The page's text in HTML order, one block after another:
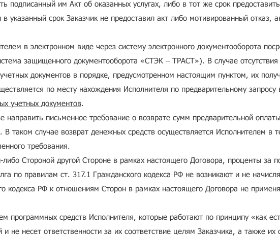
подписанный им Акт об оказанных услугах, либо в тот же срок
указанный срок Заказчик не предоставил акт либо мотивированный отказ,
в электронном виде через систему электронного документооборота
защищенного документооборота «СТЭК – ТРАСТ»). В случае отсутствия
документов в порядке, предусмотренном настоящим пунктом, их
по месту нахождения Исполнителя по предварительному запросу
учетных документов.
направить письменное требование о возврате сумм предварительной
таком случае возврат денежных средств осуществляется Исполнителем в
требования.
Стороной другой Стороне в рамках настоящего Договора, проценты за
по правилам ст. 317.1 Гражданского кодекса РФ не возникают и не
кодекса РФ к отношениям Сторон в рамках настоящего Договора не
программных средств Исполнителя, которые работают по принципу «как
не несет ответственности за их соответствие целям Заказчика, а также их